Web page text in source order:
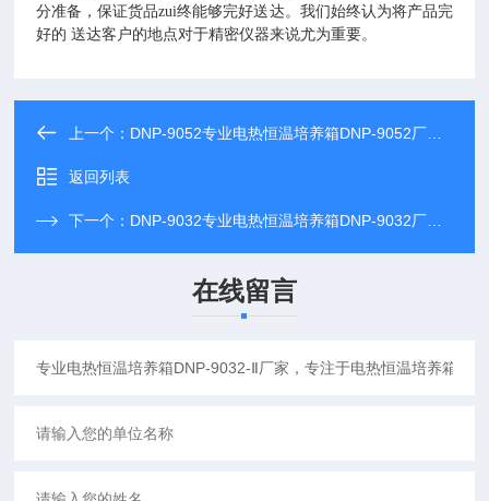
分准备，保证货品zui终能够完好送达。我们始终认为将产品完
好的 送达客户的地点对于精密仪器来说尤为重要。
上一个： DNP-9052专业电热恒温培养箱DNP-9052厂家，专注于电热恒温培养箱DNP-9052研发生产
返回列表
下一个： DNP-9032专业电热恒温培养箱DNP-9032厂家，专注于电热恒温培养箱DNP-9032研发生产
在线留言